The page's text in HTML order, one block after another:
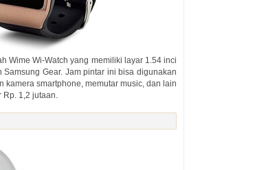
Wime Wi-Watch yang memiliki layar 1.54 inci
Gear. Jam pintar ini bisa digunakan
smartphone, memutar music, dan lain
Rp. 1,2 jutaan.